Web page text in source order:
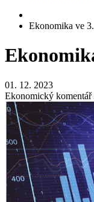
Ekonomika ve
01. 12. 2023
Ekonomický komentář